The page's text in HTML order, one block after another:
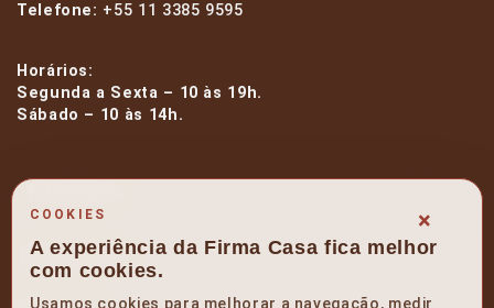
Telefone: +55 11 3385 9595
Horários:
Segunda a Sexta – 10 às 19h.
Sábado – 10 às 14h.
instagram
×
COOKIES
A experiência da Firma Casa fica melhor
com cookies.
Usamos cookies para melhorar a navegação, medir